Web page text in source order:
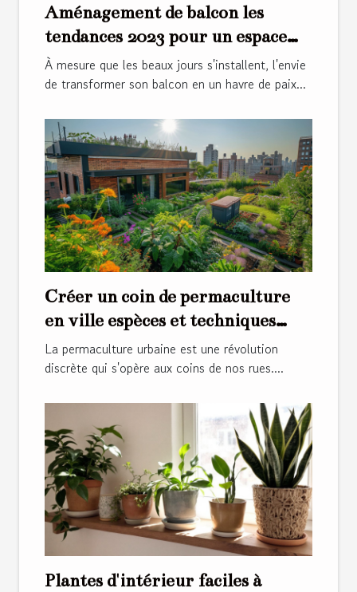
Aménagement de balcon les
tendances 2023 pour un espace
cosy et tendance
À mesure que les beaux jours s'installent, l'envie
de transformer son balcon en un havre de paix...
Créer un coin de permaculture
en ville espèces et techniques
pour débutants
La permaculture urbaine est une révolution
discrète qui s'opère aux coins de nos rues....
Plantes d'intérieur faciles à